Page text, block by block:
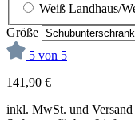
Weiß Landhaus/
Größe
5 von 5
141,90 €
inkl. MwSt. und Versand